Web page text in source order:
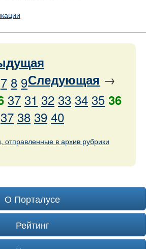
Следующая →
7 8 9
37 31 32 33 34 35 36
37 38 39 40
отправленные в архив рубрики
О Порталусе
Рейтинг